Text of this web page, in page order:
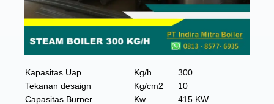
Kapasitas Uap Kg/h
300
Tekanan desaign
Kg/cm2
10
Capasitas Burner
Kw
415 KW